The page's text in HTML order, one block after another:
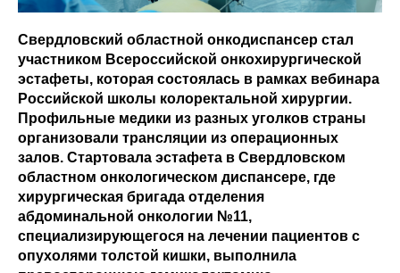
Свердловский областной онкодиспансер стал
участником Всероссийской онкохирургической
эстафеты, которая состоялась в рамках вебинара
Российской школы колоректальной хирургии.
Профильные медики из разных уголков страны
организовали трансляции из операционных
залов. Стартовала эстафета в Свердловском
областном онкологическом диспансере, где
хирургическая бригада отделения
абдоминальной онкологии №11,
специализирующегося на лечении пациентов с
опухолями толстой кишки, выполнила